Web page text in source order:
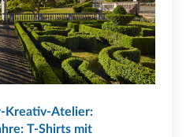
Kreativ-Atelier:
T-Shirts mit